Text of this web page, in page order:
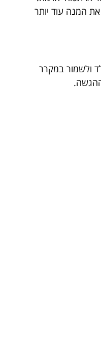
המנה עוד יותר
ולשמור במקרר